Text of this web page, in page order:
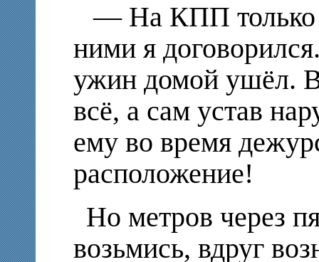
— На КПП только
ними я
ужин домой ушёл.
всё, а сам устав
ему во время
расположение!
Но метров через
возьмись, вдруг